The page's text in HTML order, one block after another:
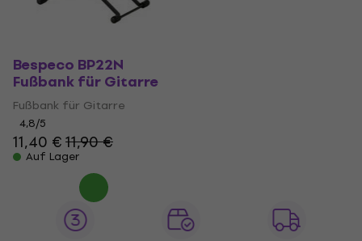
Bespeco BP22N
Fußbank für Gitarre
Fußbank für Gitarre
4,8/5
11,40 €11,90 €
Auf Lager